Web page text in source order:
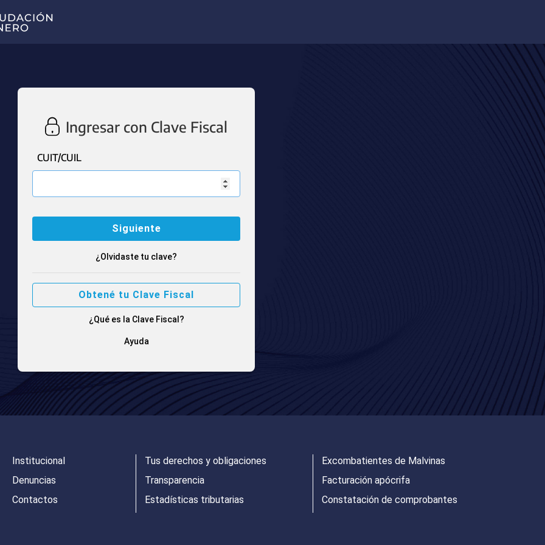
Ingresar con Clave Fiscal
CUIT/CUIL
¿Olvidaste tu clave?
Obtené tu Clave Fiscal
¿Qué es la Clave Fiscal?
Ayuda
Institucional
Denuncias
Contactos
Tus derechos y obligaciones
Transparencia
Estadísticas tributarias
Excombatientes de Malvinas
Facturación apócrifa
Constatación de comprobantes